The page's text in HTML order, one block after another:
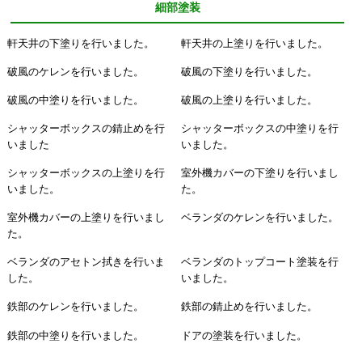
細部塗装
軒天井の下塗りを行いました。 軒天井の上塗りを行いました。
破風のケレンを行いました。 破風の下塗りを行いました。
破風の中塗りを行いました。 破風の上塗りを行いました。
シャッターボックスの錆止めを行
いました
シャッターボックスの中塗りを行
いました。
シャッターボックスの上塗りを行
いました。
室外機カバーの下塗りを行いまし
た。
室外機カバーの上塗りを行いまし
た。
ベランダのケレンを行いました。
ベランダのアセトン拭きを行いま
した。
ベランダのトップコート塗装を行
いました。
鉄部のケレンを行いました。 鉄部の錆止めを行いました。
鉄部の中塗りを行いました。 ドアの塗装を行いました。